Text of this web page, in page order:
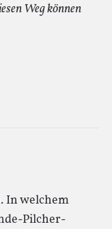
Weg können
In welchem
Pilcher-